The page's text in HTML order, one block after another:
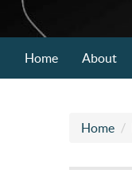
Home About
Home